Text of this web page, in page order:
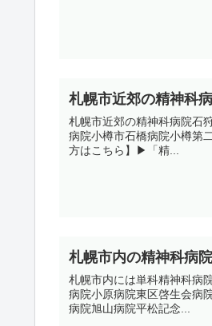
札幌市近郊の精神科
札幌市近郊の精神科病院石
病院小樽市石橋病院小樽第
方はこちら】▶︎「精...
札幌市内の精神科病院
札幌市内には単科精神科病
病院小原病院東区啓生会病
病院旭山病院平松記念...